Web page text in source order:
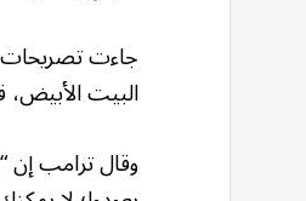
جاءت تصريحات
البيت الأبيض،
وقال ترامب إن